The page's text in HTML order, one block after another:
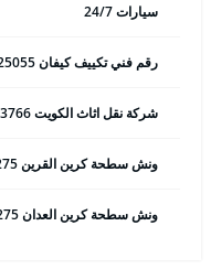
سيارات 24/7
رقم فني تكييف كيفان 98025055 فني تكييف مركزي 24 ساعة
شركة نقل اثاث الكويت 50993766 هاف لوري وانيت نقل عفش
ونش سطحة كرين القرين 65557275 ونش سحب وانقاذ سيارات
ونش سطحة كرين العدان 65557275 ونش سحب وانقاذ سيارات